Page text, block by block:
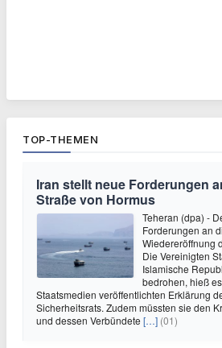
TOP-THEMEN
Iran stellt neue Forderungen
Straße von Hormus
Teheran (dpa) -
Forderungen an
Wiedereröffnung
Die Vereinigten
Islamische
bedrohen, hieß
Staatsmedien veröffentlichten Erklärung
Sicherheitsrats. Zudem müssten sie den
und dessen Verbündete […] (01)